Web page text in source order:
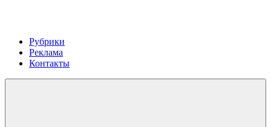
Рубрики
Реклама
Контакты